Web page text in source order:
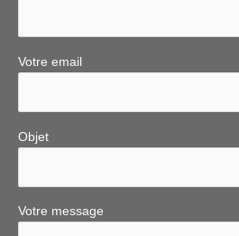
Votre email
Objet
Votre message